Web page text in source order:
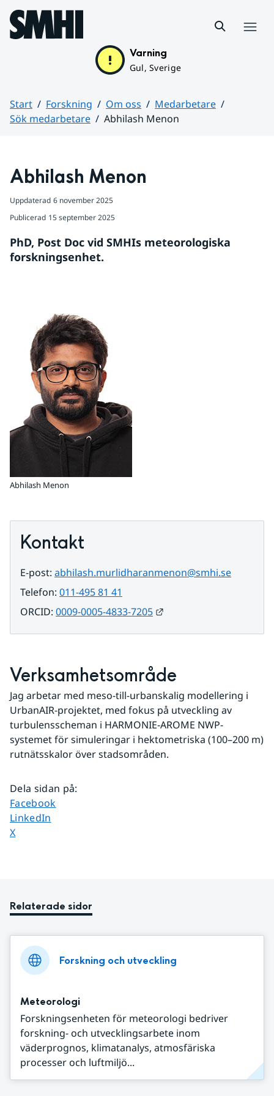
Hoppa till sidans innehåll
Varning
Gul, Sverige
Start Forskning Om oss
Medarbetare
Sök medarbetare
Abhilash Menon
Abhilash Menon
Uppdaterad 6 november 2025
Publicerad 15 september 2025
PhD, Post Doc vid SMHIs meteorologiska
forskningsenhet.
Abhilash Menon
Kontakt
E-post: abhilash.murlidharanmenon@smhi.se
Telefon: 011-495 81 41
ORCID: 0009-0005-4833-7205
Verksamhetsområde
Jag arbetar med meso-till-urbanskalig modellering i
UrbanAIR-projektet, med fokus på utveckling av
turbulensscheman i HARMONIE-AROME NWP-
systemet för simuleringar i hektometriska (100–200 m)
rutnätsskalor över stadsområden.
Dela sidan på:
Dela sidan på
Facebook
Dela sidan på
LinkedIn
Dela sidan på
X
Relaterade sidor
Forskning och utveckling
Meteorologi
Forskningsenheten för meteorologi bedriver
forskning- och utvecklingsarbete inom
väderprognos, klimatanalys, atmosfäriska
processer och luftmiljö...